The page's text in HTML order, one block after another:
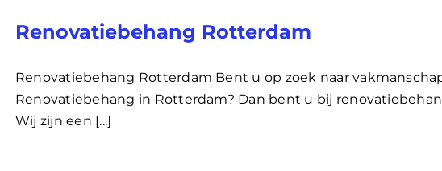
Renovatiebehang Rotterdam
Renovatiebehang Rotterdam Bent u op zoek naar
Renovatiebehang in Rotterdam? Dan bent u bij
Wij zijn een [...]